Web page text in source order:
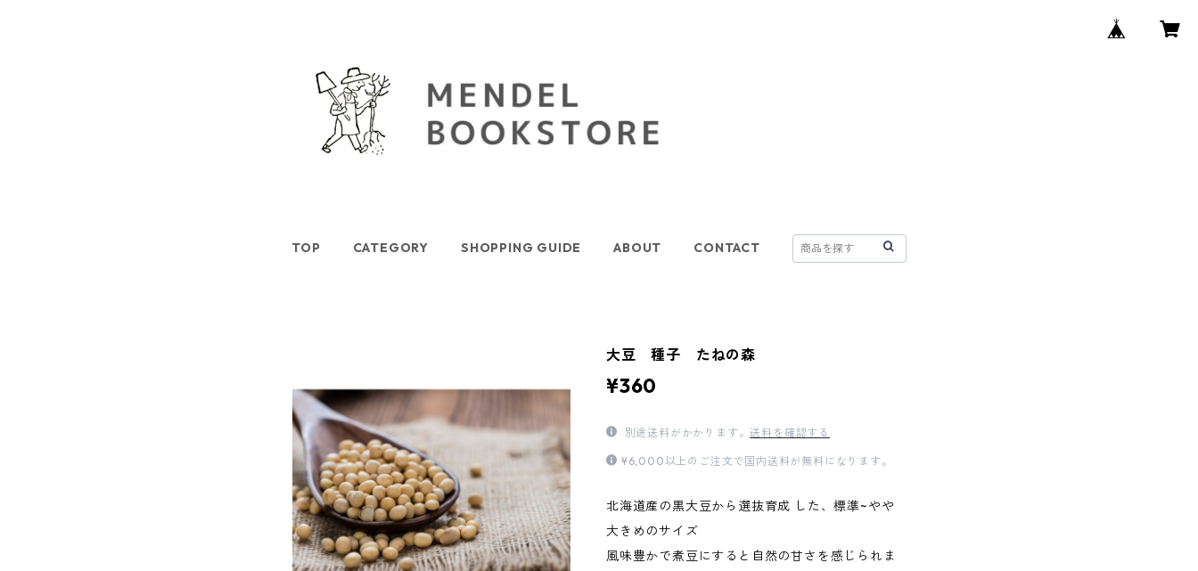
TOP CATEGORY SHOPPING GUIDE ABOUT CONTACT
大豆 種子 たねの森
¥360
別途送料がかかります。送料を確認する
¥6,000以上のご注文で国内送料が無料になります。
北海道産の黒大豆から選抜育成 した、標準~やや
大きめのサイズ
風味豊かで煮豆にすると自然の甘さを感じられま